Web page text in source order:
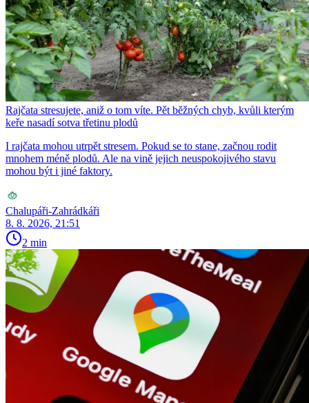
Rajčata stresujete, aniž o tom víte. Pět běžných chyb, kvůli kterým
keře nasadí sotva třetinu plodů
I rajčata mohou utrpět stresem. Pokud se to stane, začnou rodit
mnohem méně plodů. Ale na vině jejich neuspokojivého stavu
mohou být i jiné faktory.
Chalupáři-Zahrádkáři
8. 8. 2026, 21:51
2 min